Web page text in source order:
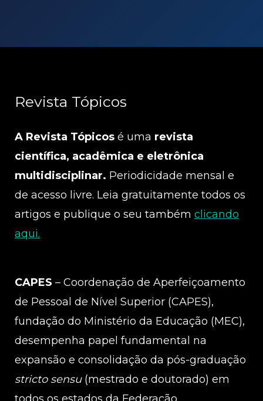
Revista Tópicos
A Revista Tópicos é uma revista
científica, acadêmica e eletrônica
multidisciplinar. Periodicidade mensal e
de acesso livre. Leia gratuitamente todos os
artigos e publique o seu também clicando
aqui.
CAPES – Coordenação de Aperfeiçoamento
de Pessoal de Nível Superior (CAPES),
fundação do Ministério da Educação (MEC),
desempenha papel fundamental na
expansão e consolidação da pós-graduação
stricto sensu(mestrado e doutorado) em